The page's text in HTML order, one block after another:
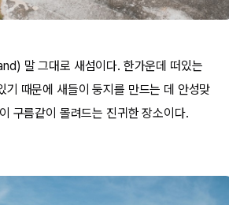
말 그대로 새섬이다. 한가운데 떠있는
기 때문에 새들이 둥지를 만드는 데 안성맞
구름같이 몰려드는 진귀한 장소이다.